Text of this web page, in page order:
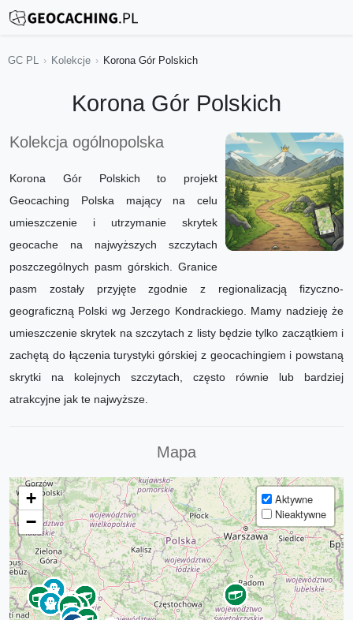
GC PL Kolekcje Korona Gór Polskich
Korona Gór Polskich
Kolekcja ogólnopolska
Korona Gór Polskich to projekt
Geocaching Polska mający na celu
umieszczenie i utrzymanie skrytek
geocache na najwyższych szczytach
poszczególnych pasm górskich. Granice
pasm zostały przyjęte zgodnie z regionalizacją fizyczno-
geograficzną Polski wg Jerzego Kondrackiego. Mamy nadzieję że
umieszczenie skrytek na szczytach z listy będzie tylko zaczątkiem i
zachętą do łączenia turystyki górskiej z geocachingiem i powstaną
skrytki na kolejnych szczytach, często równie lub bardziej
atrakcyjne jak te najwyższe.
Mapa
+
−
Aktywne
Nieaktywne